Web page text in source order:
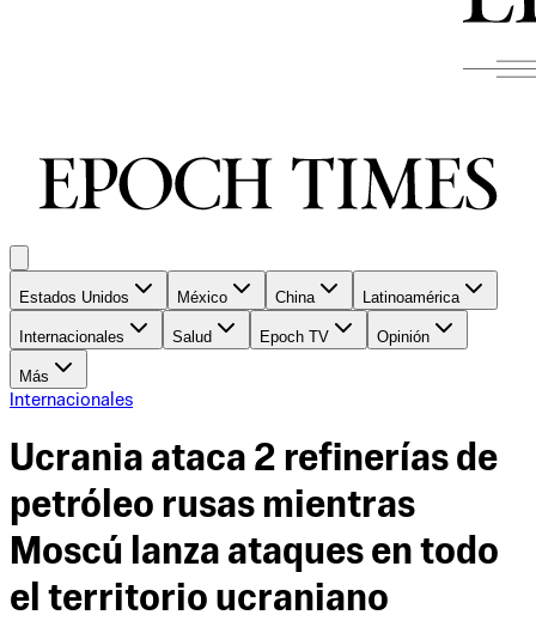
Estados Unidos México China Latinoamérica
Internacionales Salud Epoch TV Opinión
Más
Internacionales
Ucrania ataca 2 refinerías de
petróleo rusas mientras
Moscú lanza ataques en todo
el territorio ucraniano